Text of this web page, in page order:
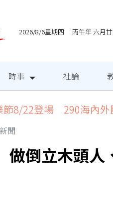
2026/8/6星期四 丙午年 六月
時事 社論
節8/22登場 290海內外
聞
倒立木頭人